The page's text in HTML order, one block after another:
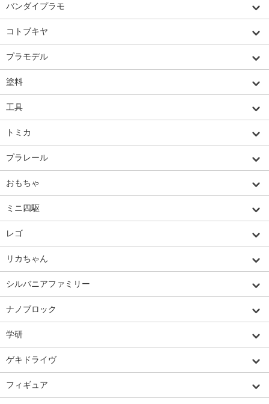
バンダイプラモ
コトブキヤ
プラモデル
塗料
工具
トミカ
プラレール
おもちゃ
ミニ四駆
レゴ
リカちゃん
シルバニアファミリー
ナノブロック
学研
ゲキドライヴ
フィギュア